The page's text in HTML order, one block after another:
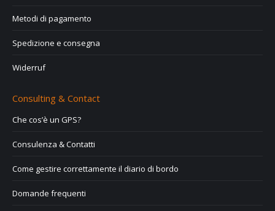
Metodi di pagamento
Spedizione e consegna
Widerruf
Consulting & Contact
Che cos’è un GPS?
Consulenza & Contatti
Come gestire correttamente il diario di bordo
Domande frequenti